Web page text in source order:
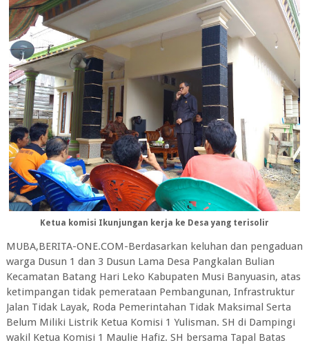
Ketua komisi Ikunjungan kerja ke Desa yang terisolir
MUBA,BERITA-ONE.COM-Berdasarkan keluhan dan pengaduan
warga Dusun 1 dan 3 Dusun Lama Desa Pangkalan Bulian
Kecamatan Batang Hari Leko Kabupaten Musi Banyuasin, atas
ketimpangan tidak pemerataan Pembangunan, Infrastruktur
Jalan Tidak Layak, Roda Pemerintahan Tidak Maksimal Serta
Belum Miliki Listrik Ketua Komisi 1 Yulisman. SH di Dampingi
wakil Ketua Komisi 1 Maulie Hafiz. SH bersama Tapal Batas